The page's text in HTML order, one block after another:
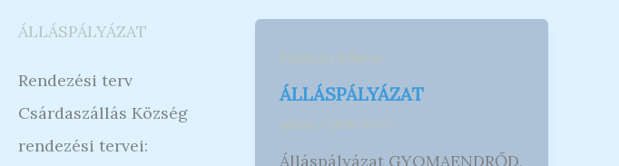
ÁLLÁSPÁLYÁZAT
Rendezési terv
Csárdaszállás Község
rendezési tervei:
ÁLLÁSPÁLYÁZAT
Álláspályázat GYOMAENDRŐD,